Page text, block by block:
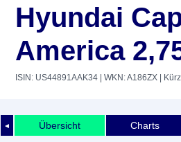
Hyundai
America
ISIN: US44891AAK34 | WKN: A186ZX |
◄ Übersicht Charts